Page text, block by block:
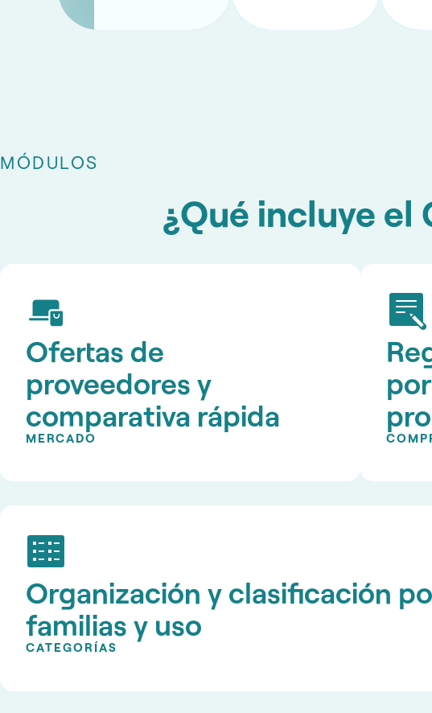
MÓDULOS
¿Qué incluye el
Ofertas de
proveedores y
comparativa rápida
MERCADO
Organización y clasificación
familias y uso
CATEGORÍAS